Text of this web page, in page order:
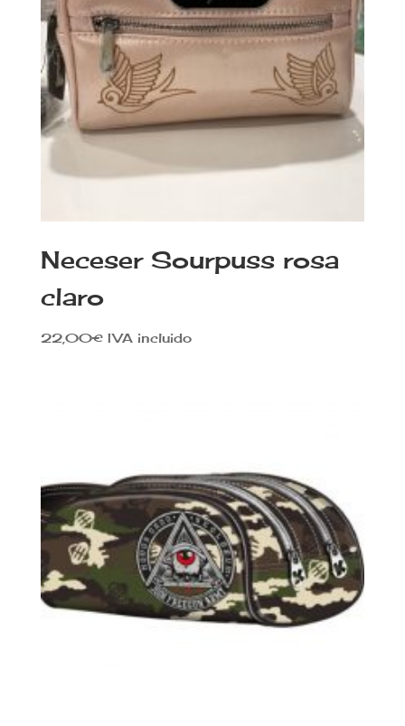
Neceser Sourpuss rosa
claro
22,00€ IVA incluido